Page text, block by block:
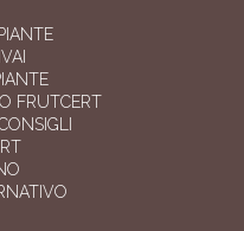
FRUTCERT